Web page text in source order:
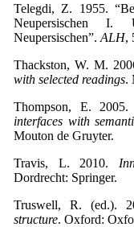
Telegdi, Z. 1955.
Neupersischen I.
Neupersischen”. ALH,
Thackston, W. M.
with selected readings.
Thompson, E. 2005.
interfaces with
Mouton de Gruyter.
Travis, L. 2010.
Dordrecht: Springer.
Truswell, R. (ed.).
structure. Oxford: